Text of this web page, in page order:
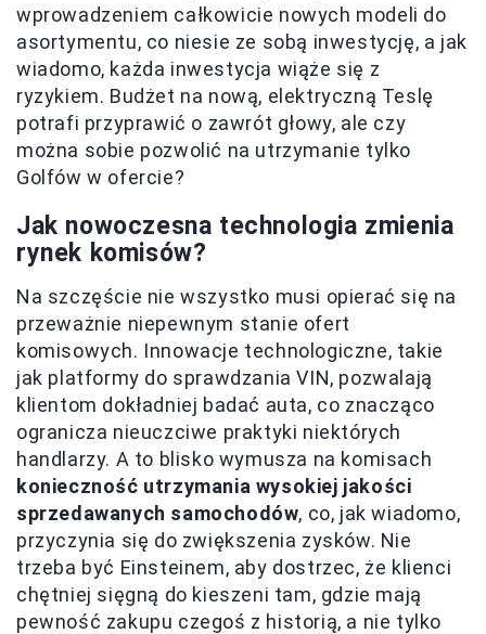
wprowadzeniem całkowicie nowych modeli do
asortymentu, co niesie ze sobą inwestycję, a jak
wiadomo, każda inwestycja wiąże się z
ryzykiem. Budżet na nową, elektryczną Teslę
potrafi przyprawić o zawrót głowy, ale czy
można sobie pozwolić na utrzymanie tylko
Golfów w ofercie?
Jak nowoczesna technologia zmienia
rynek komisów?
Na szczęście nie wszystko musi opierać się na
przeważnie niepewnym stanie ofert
komisowych. Innowacje technologiczne, takie
jak platformy do sprawdzania VIN, pozwalają
klientom dokładniej badać auta, co znacząco
ogranicza nieuczciwe praktyki niektórych
handlarzy. A to blisko wymusza na komisach
konieczność utrzymania wysokiej jakości
sprzedawanych samochodów, co, jak wiadomo,
przyczynia się do zwiększenia zysków. Nie
trzeba być Einsteinem, aby dostrzec, że klienci
chętniej sięgną do kieszeni tam, gdzie mają
pewność zakupu czegoś z historią, a nie tylko